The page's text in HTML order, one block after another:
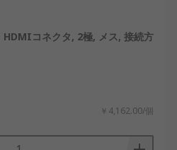
コネクタ, 2極, メス, 接続方
￥4,162.00/個